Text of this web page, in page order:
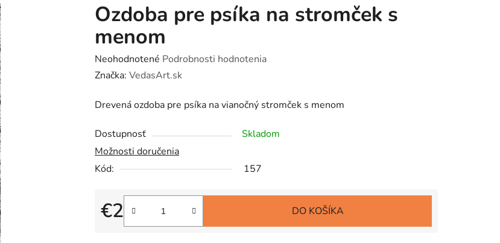
Ozdoba pre psíka na stromček s
menom
Priemerné
hodnotenie
je
z
5
hviezdičiek.
Neohodnotené Podrobnosti hodnotenia
Značka: VedasArt.sk
Drevená ozdoba pre psíka na vianočný stromček s menom
Dostupnosť
Skladom
Možnosti doručenia
Kód:
157
€2
Jednotková cena:
DO KOŠÍKA